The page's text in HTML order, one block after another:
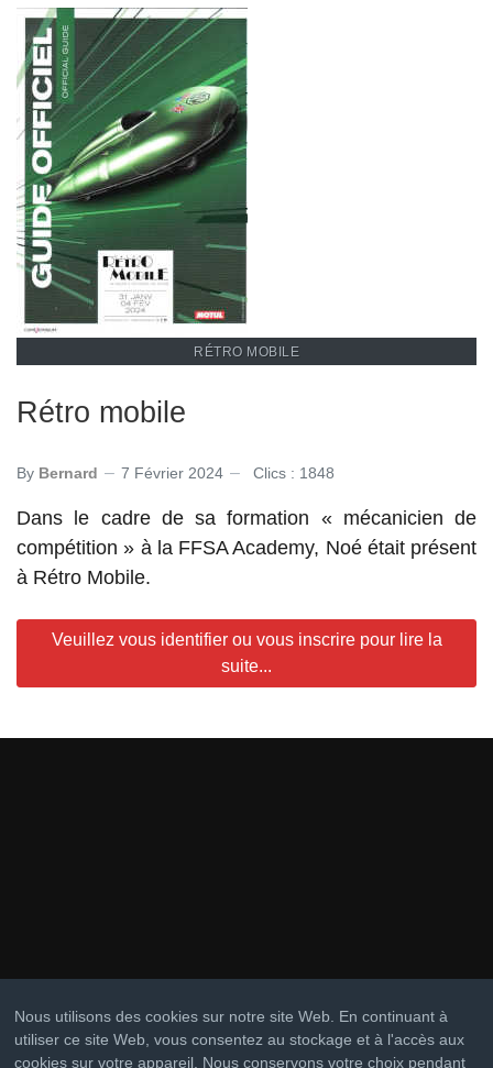
RÉTRO MOBILE
Rétro mobile
By Bernard 7 Février 2024 Clics : 1848
Dans le cadre de sa formation « mécanicien de
compétition » à la FFSA Academy, Noé était présent
à Rétro Mobile.
Veuillez vous identifier ou vous inscrire pour lire la
suite...
Nous utilisons des cookies sur notre site Web. En continuant à
utiliser ce site Web, vous consentez au stockage et à l'accès aux
cookies sur votre appareil. Nous conservons votre choix pendant